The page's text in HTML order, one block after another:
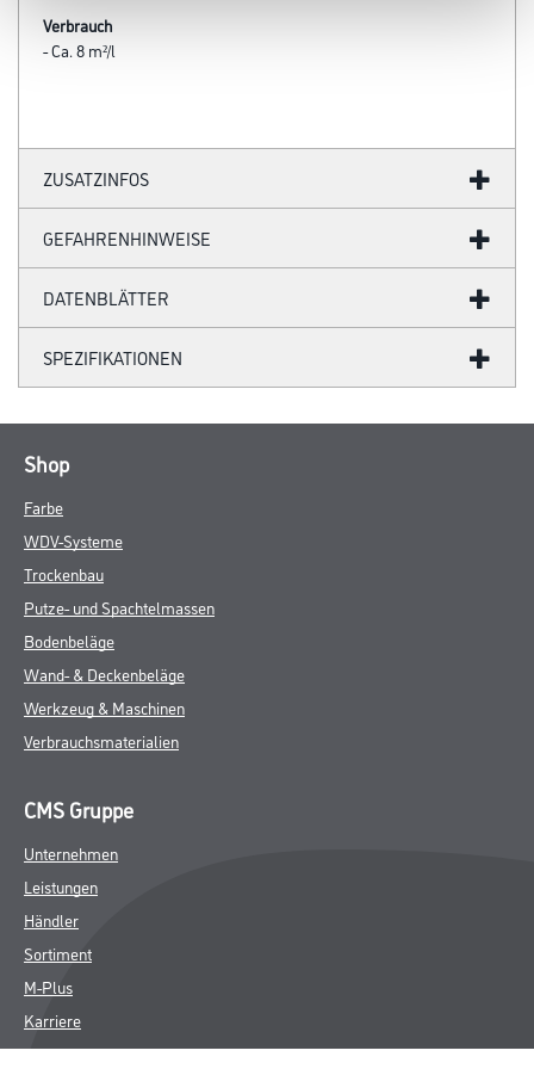
Verbrauch
- Ca. 8 m²/l
ZUSATZINFOS
GEFAHRENHINWEISE
DATENBLÄTTER
SPEZIFIKATIONEN
Shop
Farbe
WDV-Systeme
Trockenbau
Putze- und Spachtelmassen
Bodenbeläge
Wand- & Deckenbeläge
Werkzeug & Maschinen
Verbrauchsmaterialien
CMS Gruppe
Unternehmen
Leistungen
Händler
Sortiment
M-Plus
Karriere
FAQ